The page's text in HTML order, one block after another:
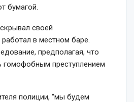
бумагой.
своей
в местном баре.
предполагая, что
гомофобным преступлением
полиции, “мы будем